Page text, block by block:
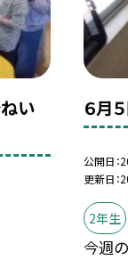
ねい
６月
公開日
更新日
2年生
今週